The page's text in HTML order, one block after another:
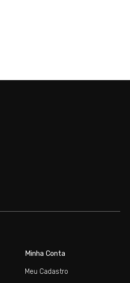
Minha Conta
Meu Cadastro